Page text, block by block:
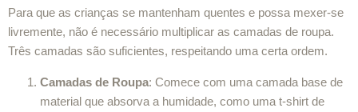
Para que as crianças se mantenham quentes e possa mexer-se
livremente, não é necessário multiplicar as camadas de roupa.
Três camadas são suficientes, respeitando uma certa ordem.
Camadas de Roupa: Comece com uma camada base de
material que absorva a humidade, como uma t-shirt de